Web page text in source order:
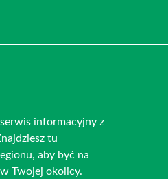
informacyjny z
tu
aby być na
Twojej okolicy.